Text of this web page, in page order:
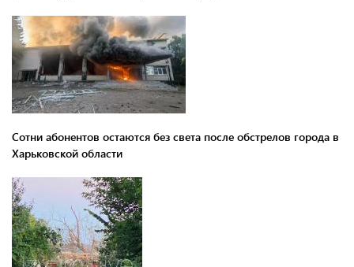
Сотни абонентов остаются без света после обстрелов города в
Харьковской области